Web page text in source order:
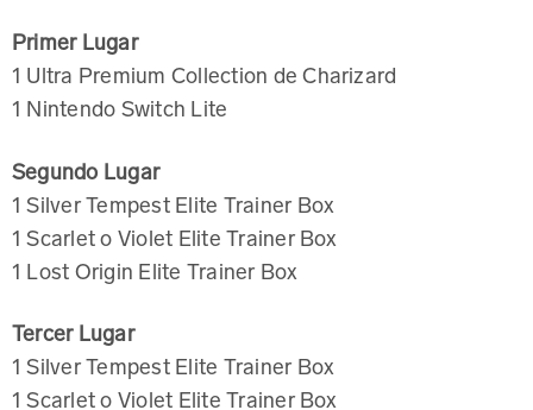
Primer Lugar
1 Ultra Premium Collection de Charizard
1 Nintendo Switch Lite
Segundo Lugar
1 Silver Tempest Elite Trainer Box
1 Scarlet o Violet Elite Trainer Box
1 Lost Origin Elite Trainer Box
Tercer Lugar
1 Silver Tempest Elite Trainer Box
1 Scarlet o Violet Elite Trainer Box